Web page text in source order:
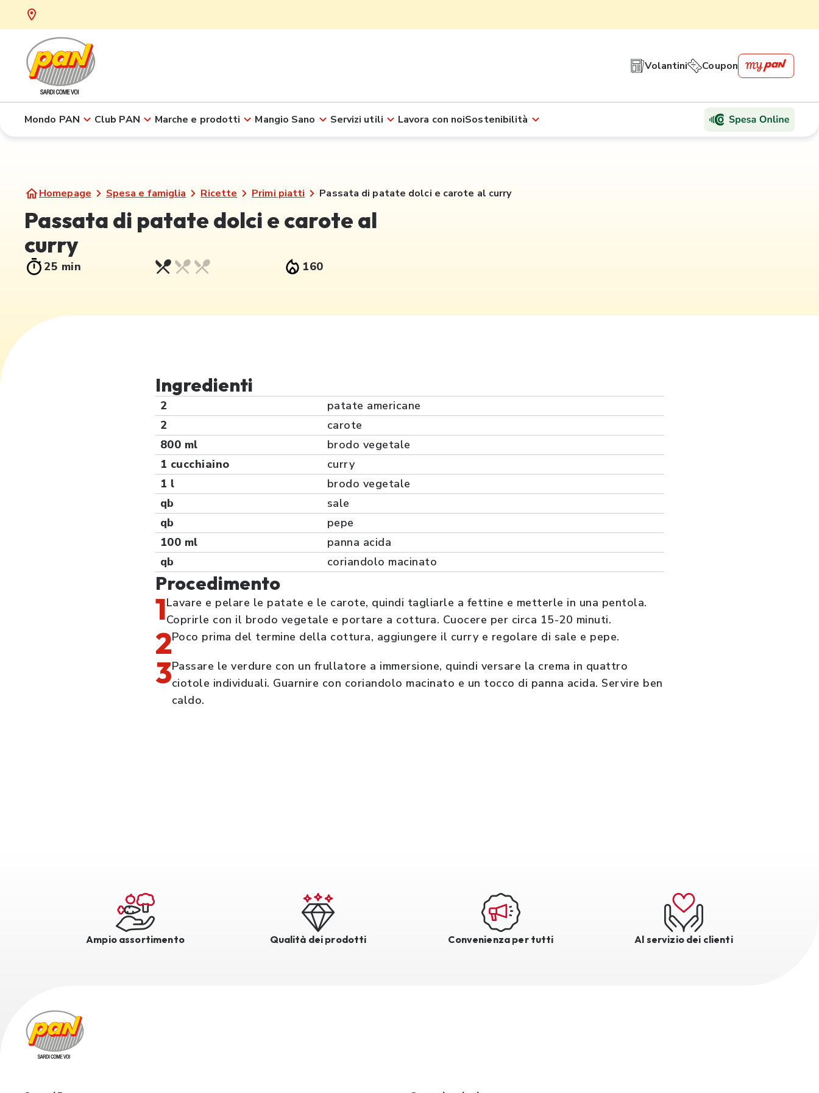
Volantini Coupon
Mondo PAN Club PAN Marche e prodotti Mangio Sano Servizi utili Lavora con noiSostenibilità
Homepage Spesa e famiglia Ricette Primi piatti Passata di patate dolci e carote al curry
Passata di patate dolci e carote al
curry
25 min 160
Ingredienti
2
patate americane
2
carote
800 ml
brodo vegetale
1 cucchiaino
curry
1 l
brodo vegetale
qb
sale
qb
pepe
100 ml
panna acida
qb
coriandolo macinato
Procedimento
1Lavare e pelare le patate e le carote, quindi tagliarle a fettine e metterle in una pentola.
Coprirle con il brodo vegetale e portare a cottura. Cuocere per circa 15-20 minuti.
2Poco prima del termine della cottura, aggiungere il curry e regolare di sale e pepe.
3Passare le verdure con un frullatore a immersione, quindi versare la crema in quattro
ciotole individuali. Guarnire con coriandolo macinato e un tocco di panna acida. Servire ben
caldo.
Ampio assortimento Qualità dei prodotti Convenienza per tutti Al servizio dei clienti